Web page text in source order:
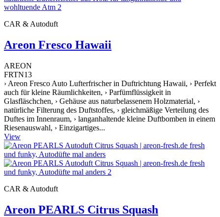
CAR & Autoduft
Areon Fresco Hawaii
AREON
FRTN13
› Areon Fresco Auto Lufterfrischer in Duftrichtung Hawaii, › Perfekt
auch für kleine Räumlichkeiten, › Parfümflüssigkeit in
Glasfläschchen, › Gehäuse aus naturbelassenem Holzmaterial, ›
natürliche Filterung des Duftstoffes, › gleichmäßige Verteilung des
Duftes im Innenraum, › langanhaltende kleine Duftbomben in einem
Riesenauswahl, › Einzigartiges...
View
CAR & Autoduft
Areon PEARLS Citrus Squash